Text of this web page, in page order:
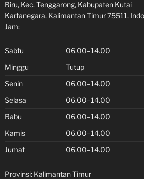
Biru, Kec. Tenggarong, Kabupaten Kutai
Kartanegara, Kalimantan Timur 75511,
Jam:
Sabtu
06.00–14.00
Minggu
Tutup
Senin
06.00–14.00
Selasa
06.00–14.00
Rabu
06.00–14.00
Kamis
06.00–14.00
Jumat
06.00–14.00
Provinsi: Kalimantan Timur